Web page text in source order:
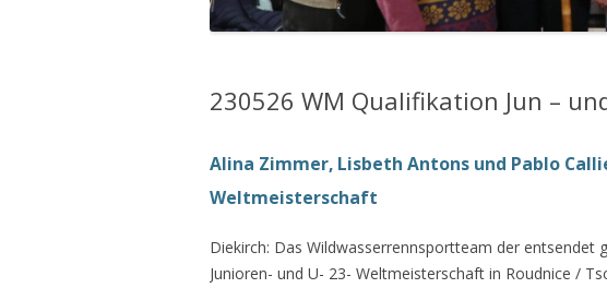
230526 WM Qualifikation Jun –
Alina Zimmer, Lisbeth Antons und Pablo
Weltmeisterschaft
Diekirch: Das Wildwasserrennsportteam der entsendet
Junioren- und U- 23- Weltmeisterschaft in Roudnice /